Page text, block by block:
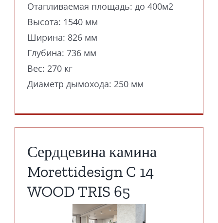
Отапливаемая площадь: до 400м2
Высота: 1540 мм
Ширина: 826 мм
Глубина: 736 мм
Вес: 270 кг
Диаметр дымохода: 250 мм
Сердцевина камина
Morettidesign C 14
WOOD TRIS 65